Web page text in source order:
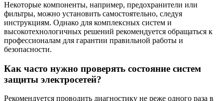
Некоторые компоненты, например, предохранители или
фильтры, можно установить самостоятельно, следуя
инструкциям. Однако для комплексных систем и
высокотехнологичных решений рекомендуется обращаться к
профессионалам для гарантии правильной работы и
безопасности.
Как часто нужно проверять состояние систем
защиты электросетей?
Рекомендуется проводить диагностику не реже одного раза в